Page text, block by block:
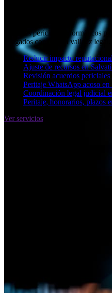
Informes periciales informáticos
abogados con toda la validez legal.
Reducir impacto
Ajuste de recursos en
Revisión acuerdos
Peritaje WhatsApp acoso
Coordinación legal judicial
Peritaje, honorarios, plazos
Ver servicios